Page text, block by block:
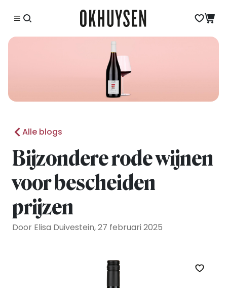
Alle blogs
Bijzondere rode wijnen
voor bescheiden
prijzen
Door Elisa Duivestein, 27 februari 2025
Zet